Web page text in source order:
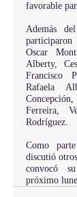
favorable
Además
Oscar
Alberty,
Francisco
Rafaela
Ferreira,
Rodríguez.
Como
discutió
convocó
próximo